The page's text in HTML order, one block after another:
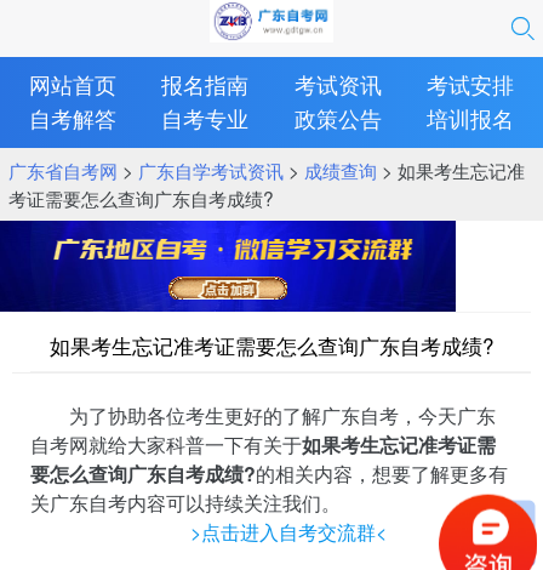
网站首页 报名指南 考试资讯
考试安排
自考解答
自考专业 政策公告 培训报名
广东省自考网 > 广东自学考试资讯> 成绩查询 > 如果考生忘记准
考证需要怎么查询广东自考成绩?
如果考生忘记准考证需要怎么查询广东自考成绩?
为了协助各位考生更好的了解广东自考，今天广东
自考网就给大家科普一下有关于如果考生忘记准考证需
要怎么查询广东自考成绩?的相关内容，想要了解更多有
关广东自考内容可以持续关注我们。
>点击进入自考交流群<